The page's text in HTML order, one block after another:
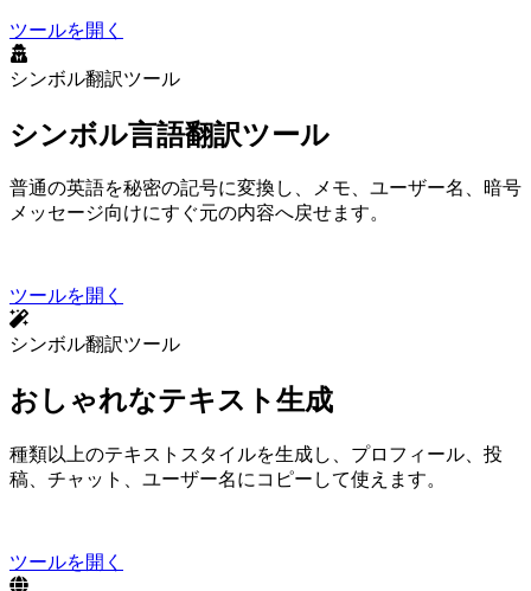
ツールを開く
シンボル翻訳ツール
シンボル言語翻訳ツール
普通の英語を秘密の記号に変換し、メモ、ユーザー名、暗号
メッセージ向けにすぐ元の内容へ戻せます。
ツールを開く
シンボル翻訳ツール
おしゃれなテキスト生成
30 種類以上の Unicode テキストスタイルを生成し、プロフィール、投
稿、チャット、ユーザー名にコピーして使えます。
ツールを開く